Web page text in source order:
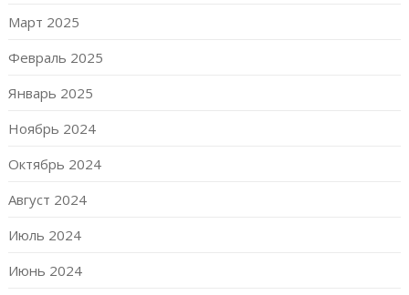
Март 2025
Февраль 2025
Январь 2025
Ноябрь 2024
Октябрь 2024
Август 2024
Июль 2024
Июнь 2024